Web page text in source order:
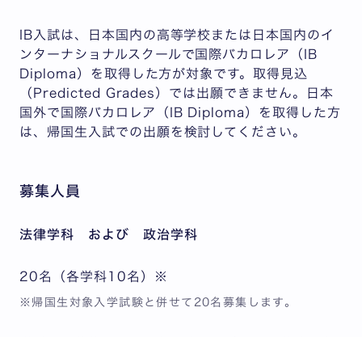
IB入試は、
日本国内の高等学校または日本国内のイ
ンターナショナルスクールで国際バカロレア（IB
Diploma）を取得した方が対象です。 取得見込
（Predicted Grades）では出願できません。
日本
国外で国際バカロレア（IB Diploma）を取得した方
は、帰国生入試での出願を検討してください。
募集人員
法律学科 および 政治学科
20名（各学科10名）※
※帰国生対象入学試験と併せて20名募集します。